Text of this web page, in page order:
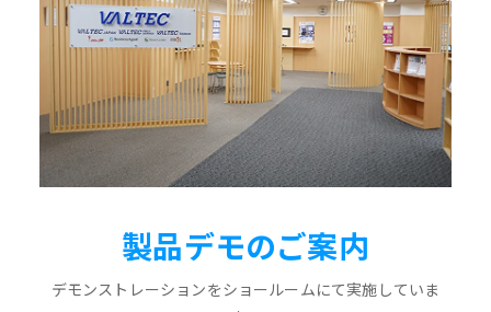
製品デモのご案内
デモンストレーションをショールームにて実施していま